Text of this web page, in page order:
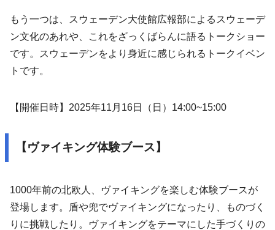
もう一つは、スウェーデン大使館広報部によるスウェーデ
ン文化のあれや、これをざっくばらんに語るトークショー
です。スウェーデンをより身近に感じられるトークイベン
トです。
【開催日時】2025年11月16日（日）14:00~15:00
【ヴァイキング体験ブース】
1000年前の北欧人、ヴァイキングを楽しむ体験ブースが
登場します。盾や兜でヴァイキングになったり、ものづく
りに挑戦したり。ヴァイキングをテーマにした手づくりの